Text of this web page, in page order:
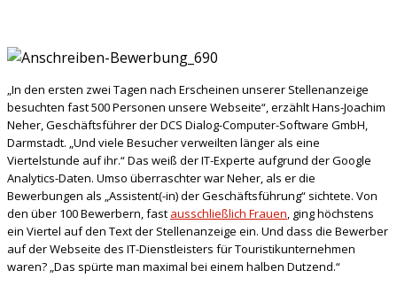
„In den ersten zwei Tagen nach Erscheinen unserer Stellenanzeige
besuchten fast 500 Personen unsere Webseite“, erzählt Hans-Joachim
Neher, Geschäftsführer der DCS Dialog-Computer-Software GmbH,
Darmstadt. „Und viele Besucher verweilten länger als eine
Viertelstunde auf ihr.“ Das weiß der IT-Experte aufgrund der Google
Analytics-Daten. Umso überraschter war Neher, als er die
Bewerbungen als „Assistent(-in) der Geschäftsführung“ sichtete. Von
den über 100 Bewerbern, fast ausschließlich Frauen, ging höchstens
ein Viertel auf den Text der Stellenanzeige ein. Und dass die Bewerber
auf der Webseite des IT-Dienstleisters für Touristikunternehmen
waren? „Das spürte man maximal bei einem halben Dutzend.“